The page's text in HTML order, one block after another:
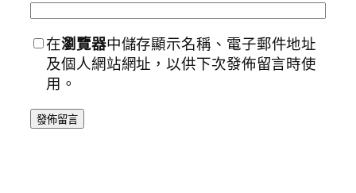
在瀏覽器中儲存顯示名稱、電子郵件地址
及個人網站網址，以供下次發佈留言時使
用。